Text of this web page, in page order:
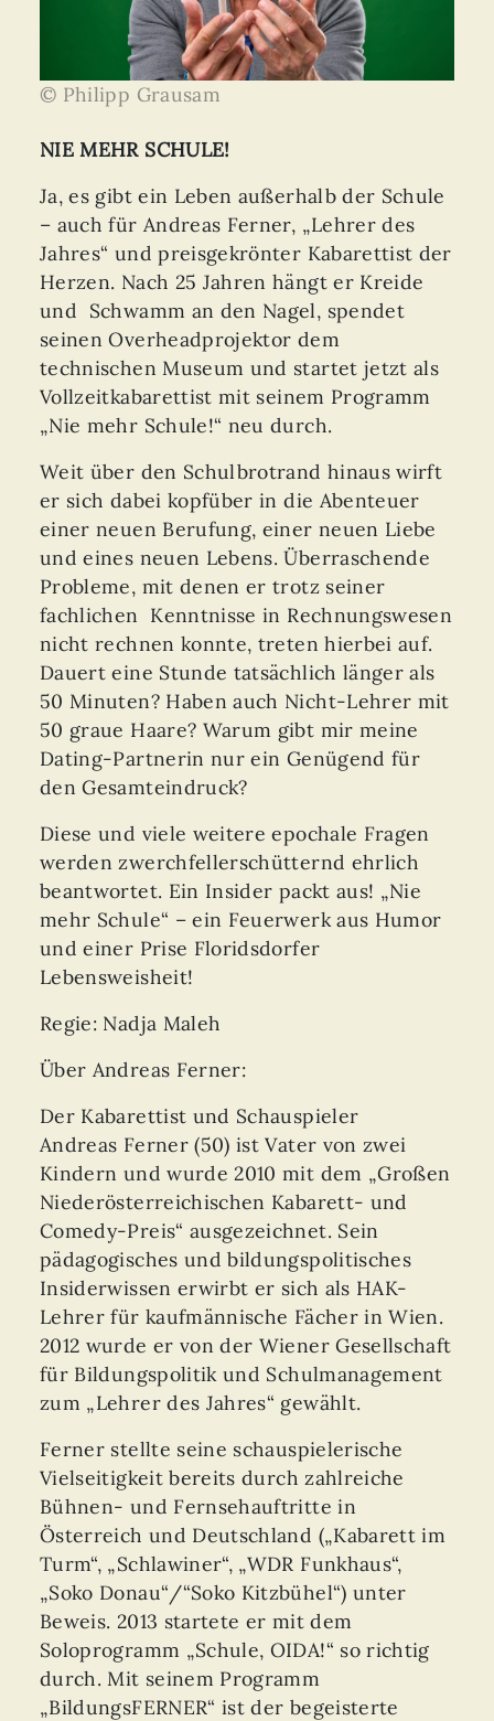
© Philipp Grausam
NIE MEHR SCHULE!
Ja, es gibt ein Leben außerhalb der Schule
– auch für Andreas Ferner, „Lehrer des
Jahres“ und preisgekrönter Kabarettist der
Herzen. Nach 25 Jahren hängt er Kreide
und Schwamm an den Nagel, spendet
seinen Overheadprojektor dem
technischen Museum und startet jetzt als
Vollzeitkabarettist mit seinem Programm
„Nie mehr Schule!“ neu durch.
Weit über den Schulbrotrand hinaus wirft
er sich dabei kopfüber in die Abenteuer
einer neuen Berufung, einer neuen Liebe
und eines neuen Lebens. Überraschende
Probleme, mit denen er trotz seiner
fachlichen Kenntnisse in Rechnungswesen
nicht rechnen konnte, treten hierbei auf.
Dauert eine Stunde tatsächlich länger als
50 Minuten? Haben auch Nicht-Lehrer mit
50 graue Haare? Warum gibt mir meine
Dating-Partnerin nur ein Genügend für
den Gesamteindruck?
Diese und viele weitere epochale Fragen
werden zwerchfellerschütternd ehrlich
beantwortet. Ein Insider packt aus! „Nie
mehr Schule“ – ein Feuerwerk aus Humor
und einer Prise Floridsdorfer
Lebensweisheit!
Regie: Nadja Maleh
Über Andreas Ferner:
Der Kabarettist und Schauspieler
Andreas Ferner(50) ist Vater von zwei
Kindern und wurde 2010 mit dem „Großen
Niederösterreichischen Kabarett- und
Comedy-Preis“ ausgezeichnet. Sein
pädagogisches und bildungspolitisches
Insiderwissen erwirbt er sich als HAK-
Lehrer für kaufmännische Fächer in Wien.
2012 wurde er von der Wiener Gesellschaft
für Bildungspolitik und Schulmanagement
zum „Lehrer des Jahres“ gewählt.
Ferner stellte seine schauspielerische
Vielseitigkeit bereits durch zahlreiche
Bühnen- und Fernsehauftritte in
Österreich und Deutschland („Kabarett im
Turm“, „Schlawiner“, „WDR Funkhaus“,
„Soko Donau“/“Soko Kitzbühel“) unter
Beweis. 2013 startete er mit dem
Soloprogramm „Schule, OIDA!“ so richtig
durch. Mit seinem Programm
„BildungsFERNER“ ist der begeisterte